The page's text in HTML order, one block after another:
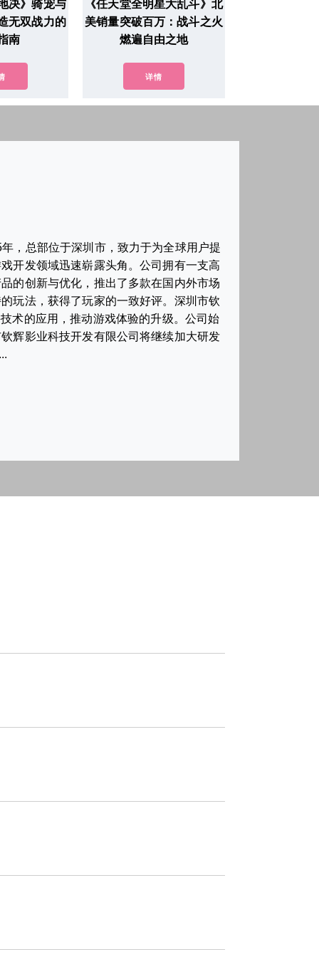
决》骑宠与
无双战力的
南
《任天堂全明星大乱斗》北
美销量突破百万：战斗之火
燃遍自由之地
详情
，总部位于深圳市，致力于为全球用户提
开发领域迅速崭露头角。公司拥有一支高
的创新与优化，推出了多款在国内外市场
玩法，获得了玩家的一致好评。深圳市钦
术的应用，推动游戏体验的升级。公司始
辉影业科技开发有限公司将继续加大研发